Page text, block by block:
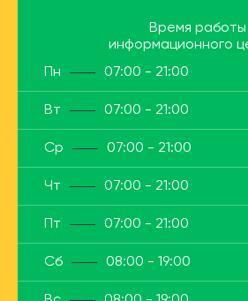
Время работы
информационного
Пн
07:00 - 21:00
Вт 07:00 - 21:00
Ср 07:00 - 21:00
Чт 07:00 - 21:00
Пт 07:00 - 21:00
Сб 08:00 - 19:00